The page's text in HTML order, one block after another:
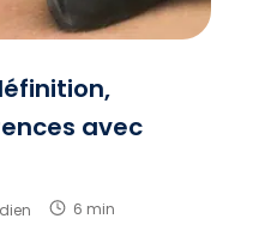
avec
6 min